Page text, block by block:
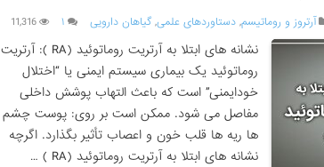
آرتروز و روماتیسم, دستاوردهای علمی, گیاهان دارویی ۱ 11,316
نشانه های ابتلا به آرتریت روماتوئید (RA ): آرتریت
روماتوئید یک بیماری سیستم ایمنی یا “اختلال
خودایمنی” است که باعث التهاب پوشش داخلی
مفاصل می شود. ممکن است بر روی: پوست چشم
ها ریه ها قلب خون و اعصاب تأثیر بگذارد. اگرچه
نشانه های ابتلا به آرتریت روماتوئید (RA ) …